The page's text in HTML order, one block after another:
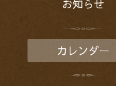
お知らせ
カレンダー